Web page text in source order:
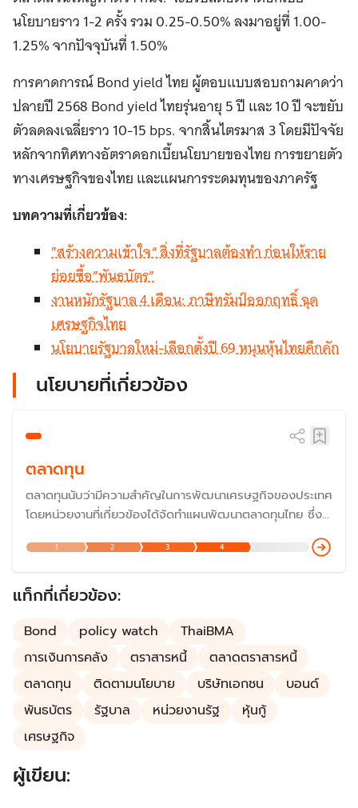
นโยบายราว 1-2 ครั้ง รวม 0.25-0.50% ลงมาอยู่ที่ 1.00-
1.25% จากปัจจุบันที่ 1.50%
การคาดการณ์ Bond yield ไทย ผู้ตอบแบบสอบถามคาดว่า
ปลายปี 2568 Bond yield ไทยรุ่นอายุ 5 ปี และ 10 ปี จะขยับ
ตัวลดลงเฉลี่ยราว 10-15 bps. จากสิ้นไตรมาส 3 โดยมีปัจจัย
หลักจากทิศทางอัตราดอกเบี้ยนโยบายของไทย การขยายตัว
ทางเศรษฐกิจของไทย และแผนการระดมทุนของภาครัฐ
บทความที่เกี่ยวข้อง:
”สร้างความเข้าใจ“ สิ่งที่รัฐบาลต้องทำ ก่อนให้ราย
ย่อยซื้อ”พันธบัตร”
งานหนักรัฐบาล 4 เดือน: ภาษีทรัมป์ออกฤทธิ์ ฉุด
เศรษฐกิจไทย
นโยบายรัฐบาลใหม่-เลือกตั้งปี 69 หนุนหุ้นไทยคึกคัก
นโยบายที่เกี่ยวข้อง
ตลาดทุน
ตลาดทุนนับว่ามีความสำคัญในการพัฒนาเศรษฐกิจของประเทศ
โดยหน่วยงานที่เกี่ยวข้องได้จัดทำแผนพัฒนาตลาดทุนไทย ซึ่ง
ปัจจุบันเป็นฉบับที่ 4 จากปี 2565–2570 ซึ่งเป็นช่วงที่โลกมี
การเปลี่ยนแปลงในหลายด้านที่สาคัญ คือ ความก้าวหน้าทาง
เทคโนโลยี การเปลี่ยนแปลงสภาพภูมิอากาศ สังคมสูงวัยและ
ภูมิรัฐศาสตร์การเมือง ล้วนแต่กระทบต่อตลาดทุน
1 2 3 4
แท็กที่เกี่ยวข้อง:
Bond policy watch
ThaiBMA
การเงินการคลัง
ตราสารหนี้
ตลาดตราสารหนี้
ตลาดทุน
ติดตามนโยบาย บริษัทเอกชน
บอนด์
พันธบัตร
รัฐบาล หน่วยงานรัฐ
หุ้นกู้
เศรษฐกิจ
ผู้เขียน: